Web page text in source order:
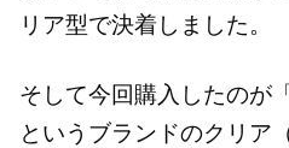
リア型で決着しました。
そして今回購入したのが
というブランドのクリア